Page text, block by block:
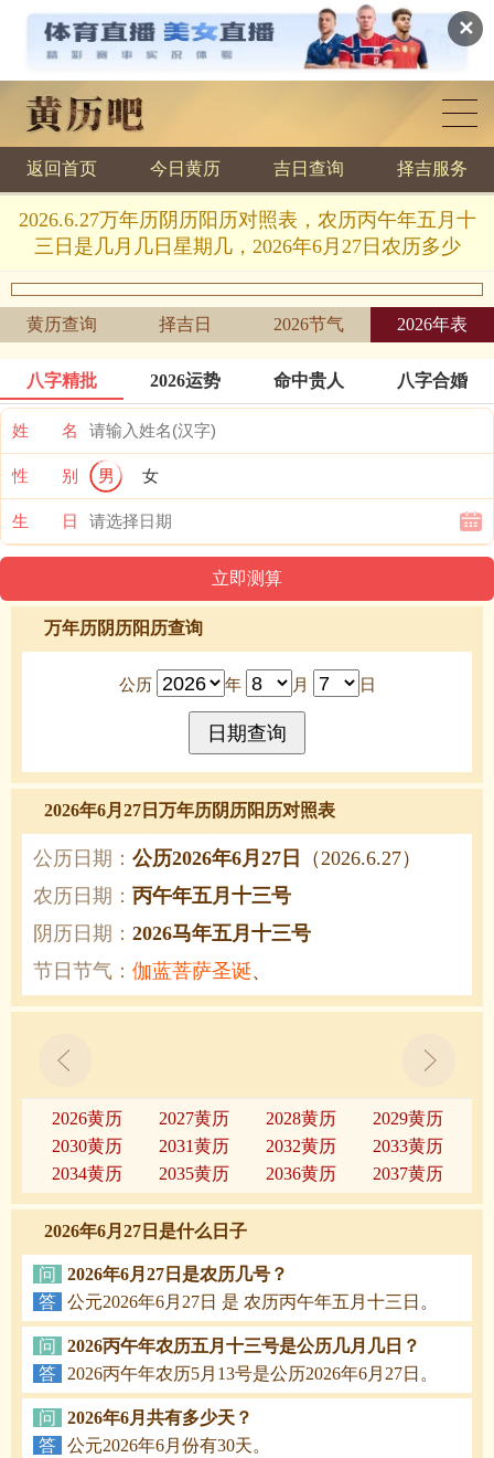
✕
黄历查询
返回首页 今日黄历 吉日查询 择吉服务
2026.6.27万年历阴历阳历对照表，农历丙午年五月十
三日是几月几日星期几，2026年6月27日农历多少
黄历查询 择吉日 2026节气 2026年表
八字精批 2026运势 命中贵人 八字合婚
姓 名
性 别 男 女
生 日
万年历阴历阳历查询
公历 年 月 日
2026年6月27日万年历阴历阳历对照表
公历日期： 公历2026年6月27日
（2026.6.27）
农历日期： 丙午年五月十三号
阴历日期： 2026马年五月十三号
节日节气： 伽蓝菩萨圣诞、
2026黄历 2027黄历 2028黄历
2029黄历
2030黄历
2031黄历 2032黄历
2033黄历
2034黄历
2035黄历 2036黄历 2037黄历
2026年6月27日是什么日子
问
2026年6月27日是农历几号？
答 公元2026年6月27日 是 农历丙午年五月十三日。
问
2026丙午年农历五月十三号是公历几月几日？
答
2026丙午年农历5月13号是公历2026年6月27日。
问
2026年6月共有多少天？
答 公元2026年6月份有30天。